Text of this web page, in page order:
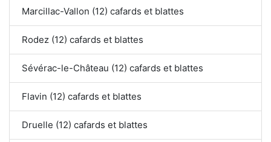
Marcillac-Vallon (12) cafards et blattes
Rodez (12) cafards et blattes
Sévérac-le-Château (12) cafards et blattes
Flavin (12) cafards et blattes
Druelle (12) cafards et blattes